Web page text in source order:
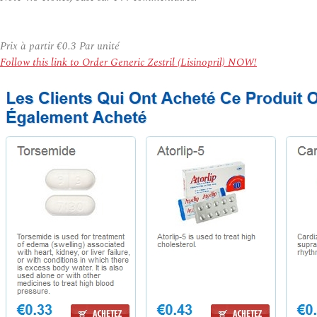
Prix à partir€0.3 Par unité
Follow this link to Order Generic Zestril (Lisinopril) NOW!